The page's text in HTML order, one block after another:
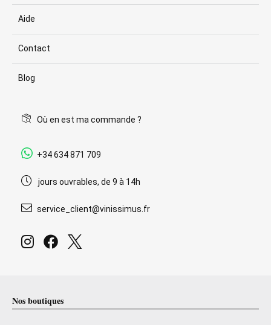
Aide
Contact
Blog
Où en est ma commande ?
+34 634 871 709
jours ouvrables, de 9 à 14h
service_client@vinissimus.fr
Nos boutiques